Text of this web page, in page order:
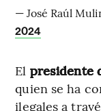
— José Raúl
2024
El presidente
quien se ha
ilegales a